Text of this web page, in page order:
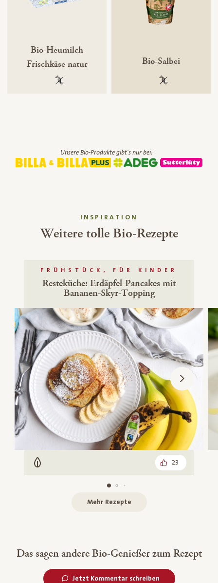
Bio-Heumilch
Frischkäse natur
100 % gentechnikfrei
Bio-Salbei
100 %
Unsere Bio-Produkte gibt's nur bei:
INSPIRATION
Weitere tolle Bio-Rezepte
FRÜHSTÜCK, FÜR KINDER
Resteküche: Erdäpfel-Pancakes mit
Bananen-Skyr-Topping
Vegetarisch 23
Mehr Rezepte
Das sagen andere Bio-Genießer zum Rezept
Jetzt Kommentar schreiben